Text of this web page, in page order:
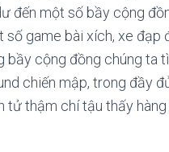
đến một số bầy cộng
game bài xích, xe đạp
cộng đồng chúng ta
chiến mập, trong đầy
tử thậm chí tậu thấy hàng